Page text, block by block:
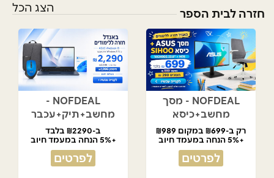
חזרה לבית הספר הצג הכל
NOFDEAL - מסך
מחשב+כיסא
רק ב-₪699 במקום ₪989
+5% הנחה במעמד חיוב
לפרטים
NOFDEAL -
מחשב+תיק+עכבר
ב-₪2290 בלבד
+5% הנחה במעמד חיוב
לפרטים